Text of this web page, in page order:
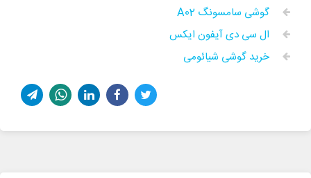
گوشی سامسونگ A02
ال سی دی آیفون ایکس
خرید گوشی شیائومی